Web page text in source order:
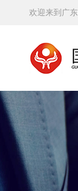
欢迎来到广